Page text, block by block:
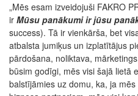
„Mēs esam izveidojuši FAKRO
ir Mūsu panākumi ir jūsu
success). Tā ir vienkārša, bet
atbalsta jumiķus un izplatītājus
pārdošana, noliktava,
būsim godīgi, mēs visi šajā lietā
balstījāmies uz domu, ka, ja